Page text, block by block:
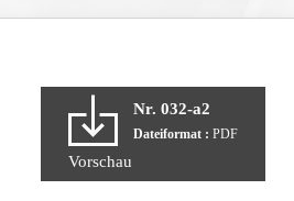
Nr. 032-a2
Dateiformat : PDF
Vorschau